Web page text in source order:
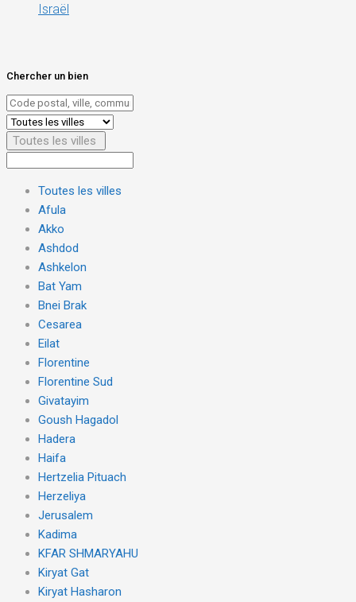
Israël
Chercher un bien
Toutes les villes
Toutes les villes
Afula
Akko
Ashdod
Ashkelon
Bat Yam
Bnei Brak
Cesarea
Eilat
Florentine
Florentine Sud
Givatayim
Goush Hagadol
Hadera
Haifa
Hertzelia Pituach
Herzeliya
Jerusalem
Kadima
KFAR SHMARYAHU
Kiryat Gat
Kiryat Hasharon